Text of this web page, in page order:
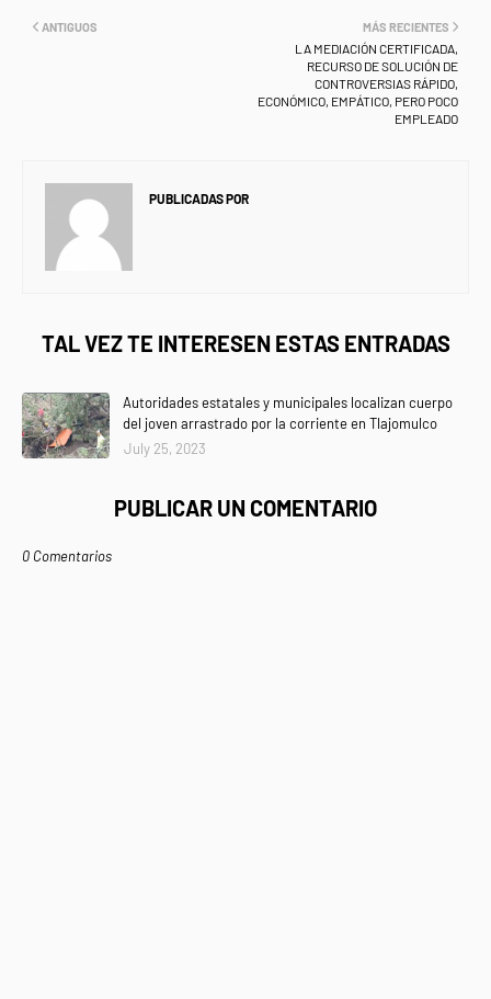
MÁS RECIENTES
LA MEDIACIÓN CERTIFICADA,
RECURSO DE SOLUCIÓN DE
CONTROVERSIAS RÁPIDO,
ECONÓMICO, EMPÁTICO, PERO POCO
EMPLEADO
ANTIGUOS
PUBLICADAS POR
TAL VEZ TE INTERESEN ESTAS ENTRADAS
Autoridades estatales y municipales localizan cuerpo
del joven arrastrado por la corriente en Tlajomulco
July 25, 2023
PUBLICAR UN COMENTARIO
0 Comentarios